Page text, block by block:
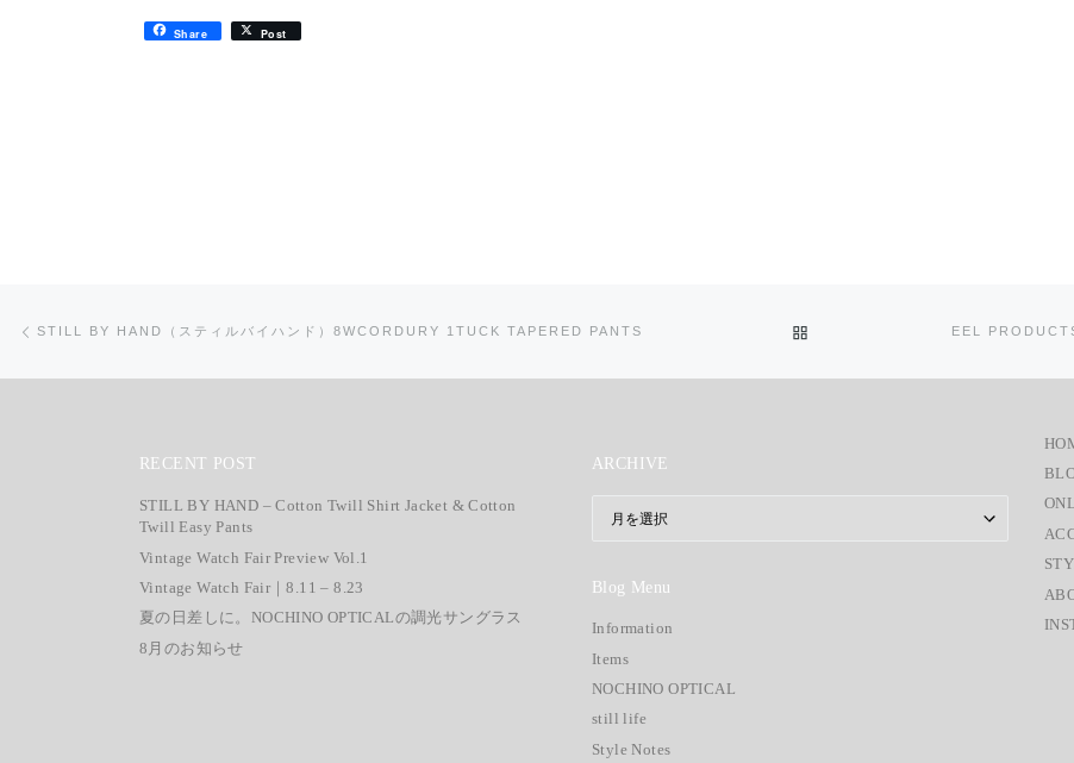
Share Post
STILL BY HAND（スティルバイハンド）8WCORDURY 1TUCK TAPERED PANTS
RECENT POST
STILL BY HAND – Cotton Twill Shirt Jacket & Cotton
Twill Easy Pants
Vintage Watch Fair Preview Vol.1
Vintage Watch Fair｜8.11 – 8.23
夏の日差しに。NOCHINO OPTICALの調光サングラス
8月のお知らせ
ARCHIVE
Blog Menu
Information
Items
NOCHINO OPTICAL
still life
Style Notes